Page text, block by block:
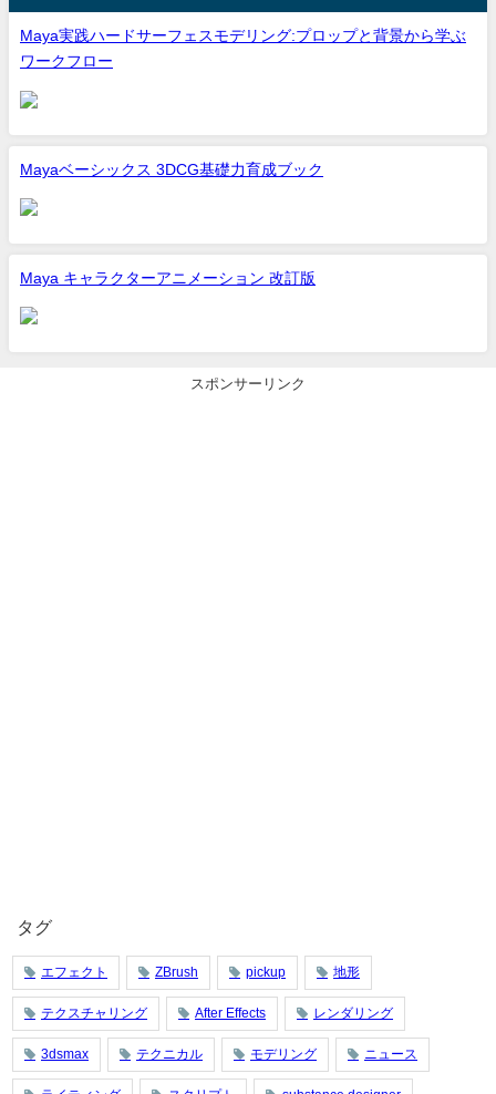
Maya実践ハードサーフェスモデリング:プロップと背景から学ぶ
ワークフロー
Mayaベーシックス 3DCG基礎力育成ブック
Maya キャラクターアニメーション 改訂版
スポンサーリンク
タグ
エフェクト ZBrush pickup 地形
テクスチャリング After Effects レンダリング
3dsmax テクニカル モデリング ニュース